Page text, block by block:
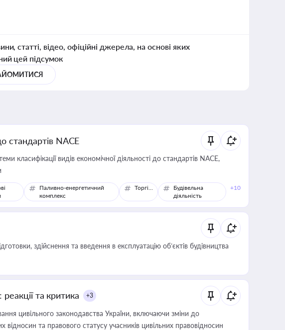
статті, відео, офіційні джерела, на основі яких
цей підсумок
стандартів NACE
класифікації видів економічної діяльності до стандартів NACE,
Паливно-енергетичний
комплекс
Торгівля
Будівельна
діяльність
+10
здійснення та введення в експлуатацію об’єктів будівництва
та критика +3
цивільного законодавства України, включаючи зміни до
та правового статусу учасників цивільних правовідносин